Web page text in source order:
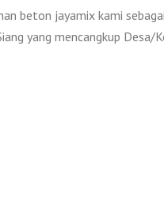
beton jayamix kami
yang mencangkup Desa/